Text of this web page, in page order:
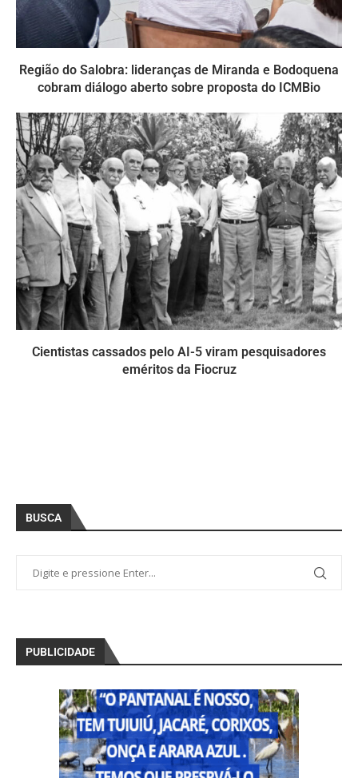
Região do Salobra: lideranças de Miranda e Bodoquena
cobram diálogo aberto sobre proposta do ICMBio
Cientistas cassados pelo AI-5 viram pesquisadores
eméritos da Fiocruz
BUSCA
PUBLICIDADE